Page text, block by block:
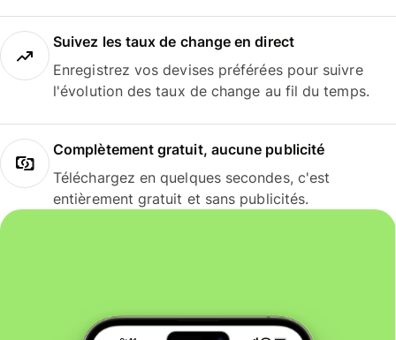
Suivez les taux de change en direct
Enregistrez vos devises préférées pour suivre
l'évolution des taux de change au fil du temps.
Complètement gratuit, aucune publicité
Téléchargez en quelques secondes, c'est
entièrement gratuit et sans publicités.